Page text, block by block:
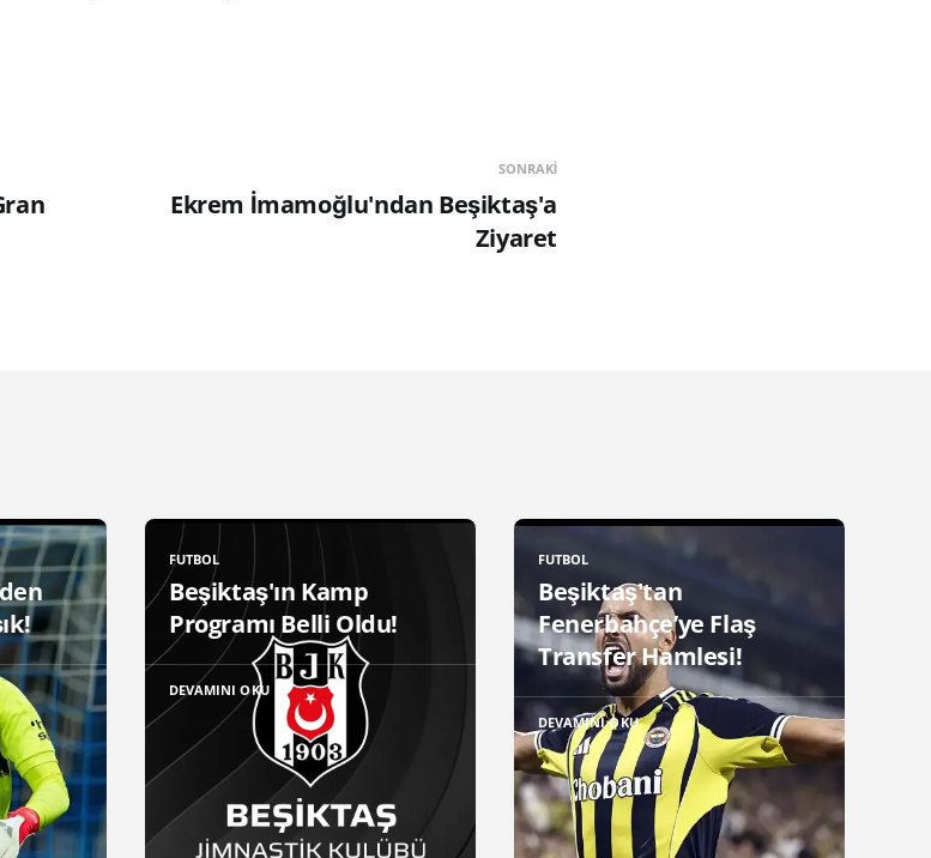
SONRAKI
Ekrem İmamoğlu'ndan Beşiktaş'a
Ziyaret
FUTBOL
Beşiktaş'ın Kamp
Programı Belli Oldu!
DEVAMINI OKU
FUTBOL
Beşiktaş'tan
Fenerbahçe’ye Flaş
Transfer Hamlesi!
DEVAMINI OKU